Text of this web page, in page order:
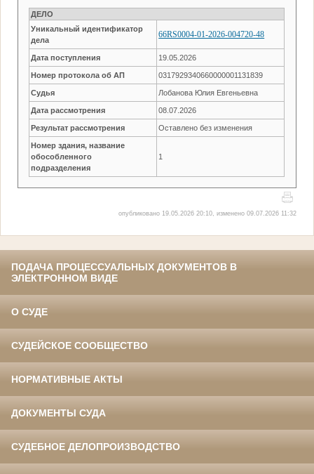
ДЕЛО
Уникальный идентификатор
дела
66RS0004-01-2026-004720-48
Дата поступления 19.05.2026
Номер протокола об АП 0317929340660000001131839
Судья Лобанова Юлия Евгеньевна
Дата рассмотрения 08.07.2026
Результат рассмотрения Оставлено без изменения
Номер здания, название
обособленного
подразделения
1
опубликовано 19.05.2026 20:10, изменено 09.07.2026 11:32
ПОДАЧА ПРОЦЕССУАЛЬНЫХ ДОКУМЕНТОВ В
ЭЛЕКТРОННОМ ВИДЕ
О СУДЕ
СУДЕЙСКОЕ СООБЩЕСТВО
НОРМАТИВНЫЕ АКТЫ
ДОКУМЕНТЫ СУДА
СУДЕБНОЕ ДЕЛОПРОИЗВОДСТВО